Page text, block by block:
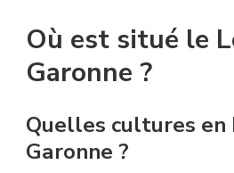
Où est situé le
Garonne ?
Quelles cultures
Garonne ?